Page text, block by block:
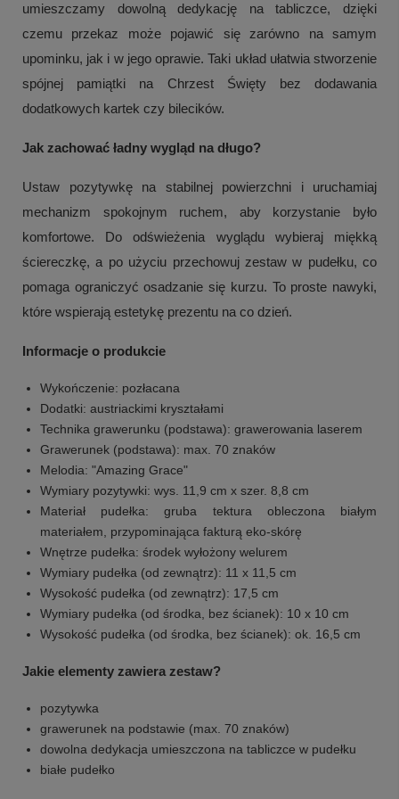
+4
umieszczamy dowolną dedykację na tabliczce, dzięki
czemu przekaz może pojawić się zarówno na samym
upominku, jak i w jego oprawie. Taki układ ułatwia stworzenie
spójnej pamiątki na Chrzest Święty bez dodawania
dodatkowych kartek czy bilecików.
Jak zachować ładny wygląd na długo?
Ustaw pozytywkę na stabilnej powierzchni i uruchamiaj
mechanizm spokojnym ruchem, aby korzystanie było
komfortowe. Do odświeżenia wyglądu wybieraj miękką
ściereczkę, a po użyciu przechowuj zestaw w pudełku, co
pomaga ograniczyć osadzanie się kurzu. To proste nawyki,
które wspierają estetykę prezentu na co dzień.
Informacje o produkcie
Wykończenie: pozłacana
Dodatki: austriackimi kryształami
Technika grawerunku (podstawa): grawerowania laserem
Grawerunek (podstawa): max. 70 znaków
Melodia: "Amazing Grace"
Wymiary pozytywki: wys. 11,9 cm x szer. 8,8 cm
Materiał pudełka: gruba tektura obleczona białym
materiałem, przypominająca fakturą eko-skórę
Wnętrze pudełka: środek wyłożony welurem
Wymiary pudełka (od zewnątrz): 11 x 11,5 cm
Wysokość pudełka (od zewnątrz): 17,5 cm
Wymiary pudełka (od środka, bez ścianek): 10 x 10 cm
Wysokość pudełka (od środka, bez ścianek): ok. 16,5 cm
Jakie elementy zawiera zestaw?
pozytywka
grawerunek na podstawie (max. 70 znaków)
dowolna dedykacja umieszczona na tabliczce w pudełku
białe pudełko